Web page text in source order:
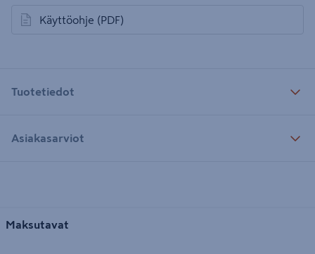
Käyttöohje (PDF)
avautuu uuteen välilehteen
Tuotetiedot
Asiakasarviot
Maksutavat